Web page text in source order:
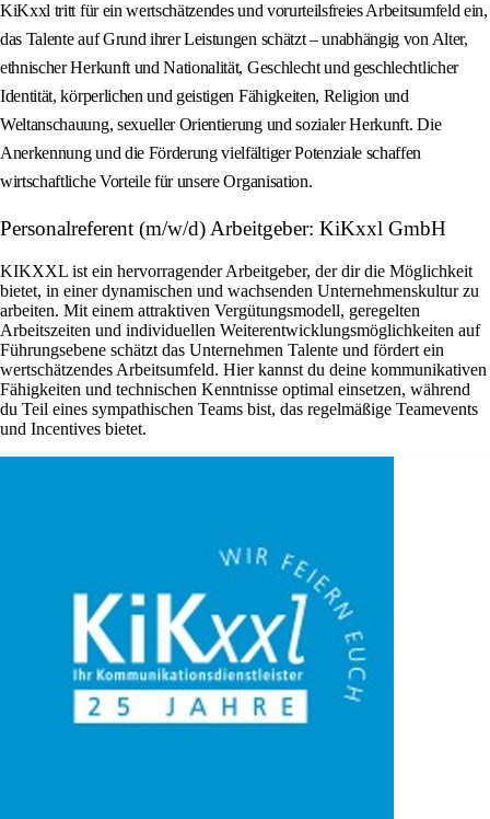
KiKxxl tritt für ein wertschätzendes und vorurteilsfreies Arbeitsumfeld ein,
das Talente auf Grund ihrer Leistungen schätzt – unabhängig von Alter,
ethnischer Herkunft und Nationalität, Geschlecht und geschlechtlicher
Identität, körperlichen und geistigen Fähigkeiten, Religion und
Weltanschauung, sexueller Orientierung und sozialer Herkunft. Die
Anerkennung und die Förderung vielfältiger Potenziale schaffen
wirtschaftliche Vorteile für unsere Organisation.
Personalreferent (m/w/d) Arbeitgeber: KiKxxl GmbH
KIKXXL ist ein hervorragender Arbeitgeber, der dir die Möglichkeit
bietet, in einer dynamischen und wachsenden Unternehmenskultur zu
arbeiten. Mit einem attraktiven Vergütungsmodell, geregelten
Arbeitszeiten und individuellen Weiterentwicklungsmöglichkeiten auf
Führungsebene schätzt das Unternehmen Talente und fördert ein
wertschätzendes Arbeitsumfeld. Hier kannst du deine kommunikativen
Fähigkeiten und technischen Kenntnisse optimal einsetzen, während
du Teil eines sympathischen Teams bist, das regelmäßige Teamevents
und Incentives bietet.